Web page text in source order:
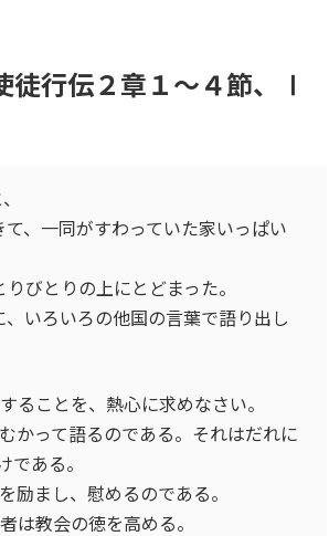
行伝２章１～４節、Ⅰ
、一同がすわっていた家いっぱい
びとりの上にとどまった。
いろいろの他国の言葉で語り出し
ることを、熱心に求めなさい。
かって語るのである。それはだれに
ある。
励まし、慰めるのである。
は教会の徳を高める。